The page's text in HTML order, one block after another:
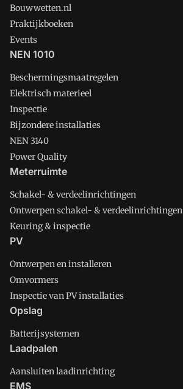
Bouwwetten.nl
Praktijkboeken
Events
NEN 1010
Beschermingsmaatregelen
Elektrisch materieel
Inspectie
Bijzondere installaties
NEN 3140
Power Quality
Meterruimte
Schakel- & verdeelinrichtingen
Ontwerpen schakel- & verdeelinrichtingen
Keuring & inspectie
PV
Ontwerpen en installeren
Omvormers
Inspectie van PV installaties
Opslag
Batterijsystemen
Laadpalen
Aansluiten laadinrichting
EMS